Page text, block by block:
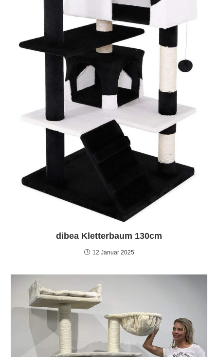
dibea Kletterbaum 130cm
12 Januar 2025